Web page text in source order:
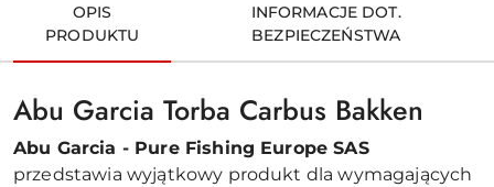
OPIS
PRODUKTU
INFORMACJE DOT.
BEZPIECZEŃSTWA
Abu Garcia Torba Carbus Bakken
Abu Garcia - Pure Fishing Europe SAS
przedstawia wyjątkowy produkt dla wymagających